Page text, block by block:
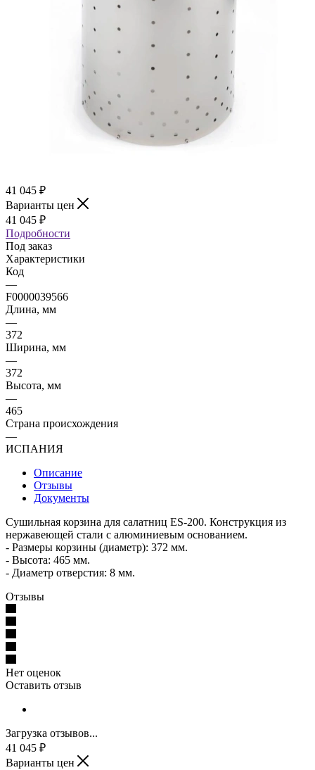
41 045 ₽
Варианты цен
41 045 ₽
Подробности
Под заказ
Характеристики
Код
—
F0000039566
Длина, мм
—
372
Ширина, мм
—
372
Высота, мм
—
465
Страна происхождения
—
ИСПАНИЯ
Описание
Отзывы
Документы
Сушильная корзина для салатниц ES-200. Конструкция из
нержавеющей стали с алюминиевым основанием.
- Размеры корзины (диаметр): 372 мм.
- Высота: 465 мм.
- Диаметр отверстия: 8 мм.
Отзывы
Нет оценок
Оставить отзыв
Загрузка отзывов...
41 045 ₽
Варианты цен